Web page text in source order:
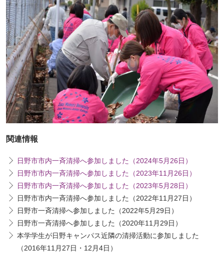
関連情報
日野市市内一斉清掃へ参加しました（2024年5月26日）
日野市市内一斉清掃へ参加しました（2023年11月26日）
日野市市内一斉清掃へ参加しました（2023年5月28日）
日野市市内一斉清掃へ参加しました（2022年11月27日）
日野市一斉清掃へ参加しました（2022年5月29日）
日野市一斉清掃へ参加しました（2020年11月29日）
本学学生が日野キャンパス近隣の清掃活動に参加しました
（2016年11月27日・12月4日）
ペ
ー
ジ
ッ
プ
へ